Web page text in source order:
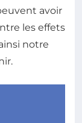
avoir
les effets
notre